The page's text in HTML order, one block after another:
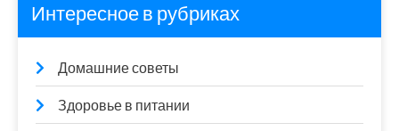
Интересное в рубриках
Домашние советы
Здоровье в питании